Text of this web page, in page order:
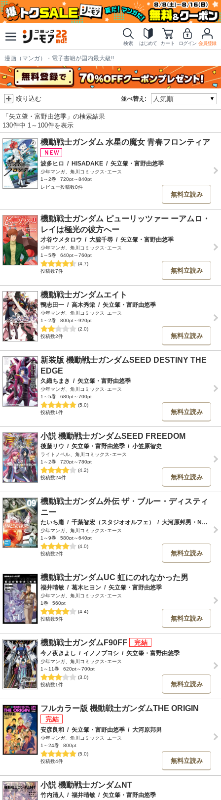
検索 はじめて カート ログイン 会員登録
漫画（マンガ）・電子書籍が国内最大級!!
並べ替え:
絞り込む
「矢立肇・富野由悠季」の検索結果
130件中 1～100件を表示
機動戦士ガンダム 水星の魔女 青春フロンティア
波多ヒロ / HISADAKE / 矢立肇・富野由悠季
少年マンガ、角川コミックス･エース
1～2巻
720pt～840pt
レビュー投稿数0件
無料立読み
機動戦士ガンダム ピューリッツァー ーアムロ・
レイは極光の彼方へー
才谷ウメタロウ / 大脇千尋 / 矢立肇・富野由悠季
少年マンガ、角川コミックス･エース
1～5巻
640pt～760pt
(4.7)
投稿数7件
無料立読み
機動戦士ガンダムエイト
鴨志田一 / 高木秀栄 / 矢立肇・富野由悠季
少年マンガ、角川コミックス･エース
1～2巻
800pt～920pt
(2.0)
投稿数2件
無料立読み
新装版 機動戦士ガンダムSEED DESTINY THE
EDGE
久織ちまき / 矢立肇・富野由悠季
少年マンガ、角川コミックス･エース
1～5巻
680pt～700pt
(5.0)
投稿数1件
無料立読み
小説 機動戦士ガンダムSEED FREEDOM
後藤リウ / 矢立肇・富野由悠季 / 小笠原智史
ライトノベル、角川コミックス･エース
1～2巻
720pt～780pt
(4.2)
投稿数24件
無料立読み
機動戦士ガンダム外伝 ザ・ブルー・ディスティ
ニー
たいち庸 / 千葉智宏（スタジオオルフェ） / 大河原邦男・NAOKI
少年マンガ、角川コミックス･エース
1～9巻
580pt～640pt
(4.0)
投稿数2件
無料立読み
機動戦士ガンダムUC 虹にのれなかった男
福井晴敏 / 葛木ヒヨン / 矢立肇・富野由悠季
少年マンガ、角川コミックス･エース
1巻
560pt
(4.4)
投稿数5件
無料立読み
機動戦士ガンダムF90FF
今ノ夜きよし / イノノブヨシ / 矢立肇・富野由悠季
少年マンガ、角川コミックス･エース
1～11巻
620pt～700pt
(3.0)
投稿数1件
無料立読み
フルカラー版 機動戦士ガンダムTHE ORIGIN
安彦良和 / 矢立肇・富野由悠季 / 大河原邦男
少年マンガ、角川コミックス･エース
1～24巻
800pt
(5.0)
投稿数4件
無料立読み
小説 機動戦士ガンダムNT
竹内清人 / 福井晴敏 / 矢立肇・富野由悠季